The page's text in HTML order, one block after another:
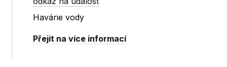
Havárie vody
Přejít na více informací